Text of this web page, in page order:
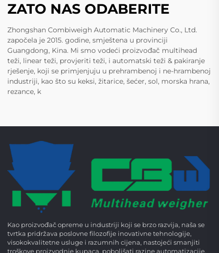
ZATO NAS ODABERITE
Zhongshan Combiweigh Automatic Machinery Co., Ltd.
započela je 2015. godine, smještena u provinciji
Guangdong, Kina. Mi smo vodeći proizvođač multihead
teži, linear teži, provjeriti teži, i automatski teži & pakiranje
rješenje, koji se primjenjuju u prehrambenoj i ne-hrambenoj
industriji, kao što su keksi, žitarice, šećer, sol, morska hrana,
rezance, k
Kao proizvođač opreme u industriji koji se brzo razvija, naša se
tvrtka pridržava poslovne filozofije inovativne tehnologije,
visokokvalitetne usluge i razumnih cijena, nastojeći smanjiti
troškove proizvodnje kupaca, poboljšati razine automatizacije,